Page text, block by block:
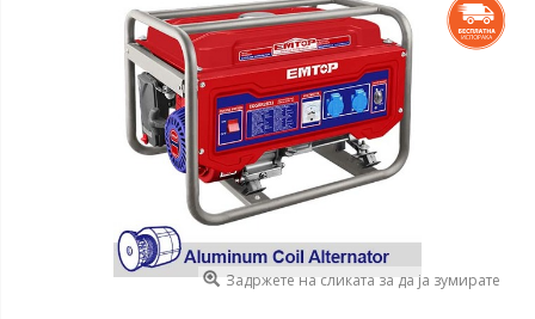
Задржете на сликата за да ја зумирате